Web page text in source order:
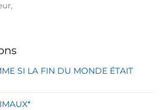
SI LA FIN DU MONDE ÉTAIT